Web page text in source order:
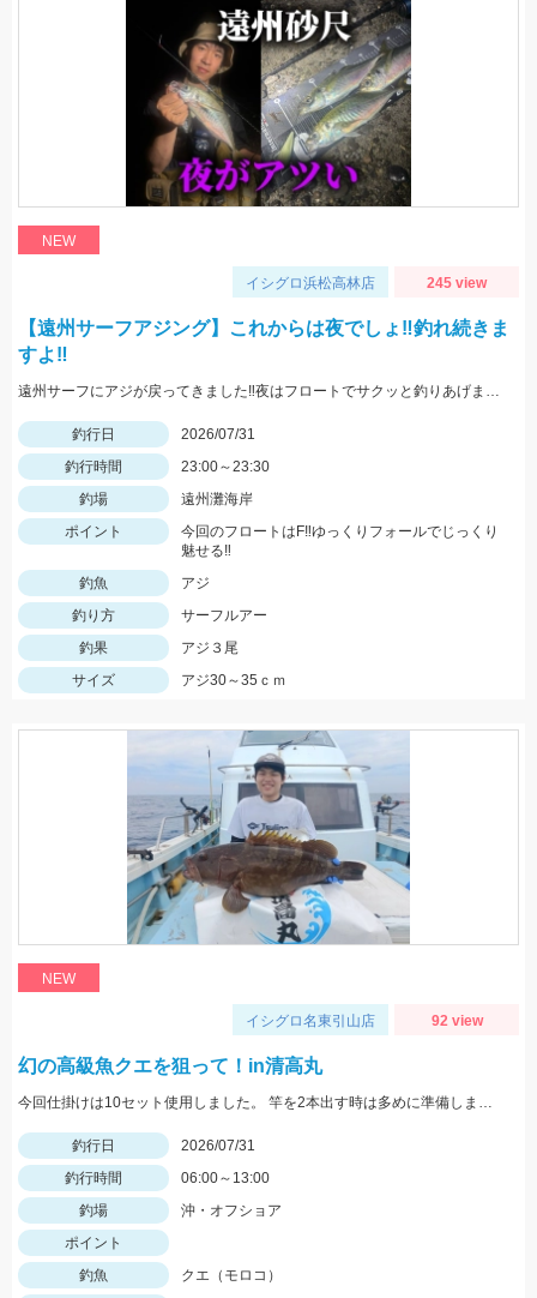
NEW
イシグロ浜松高林店 245 view
【遠州サーフアジング】これからは夜でしょ‼釣れ続きま
すよ‼
遠州サーフにアジが戻ってきました‼夜はフロートでサクッと釣りあげましょう‼
釣行日
2026/07/31
釣行時間
23:00～23:30
釣場
遠州灘海岸
ポイント
今回のフロートはF‼ゆっくりフォールでじっくり
魅せる‼
釣魚
アジ
釣り方
サーフルアー
釣果
アジ３尾
サイズ
アジ30～35ｃｍ
NEW
イシグロ名東引山店 92 view
幻の高級魚クエを狙って！in清高丸
今回仕掛けは10セット使用しました。 竿を2本出す時は多めに準備しましょう！
釣行日
2026/07/31
釣行時間
06:00～13:00
釣場
沖・オフショア
ポイント
釣魚
クエ（モロコ）